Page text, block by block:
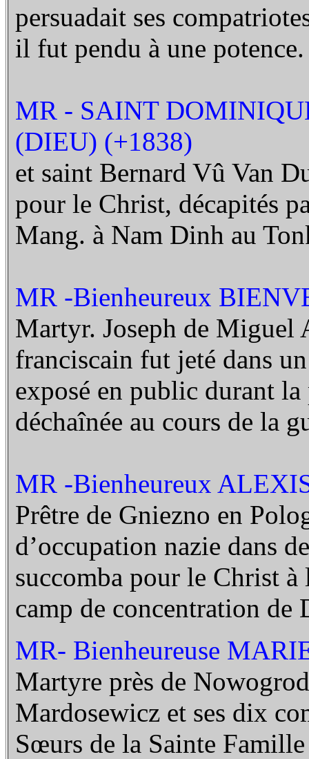
persuadait ses
il fut pendu à une potence.
MR - SAINT
(DIEU) (+1838)
et saint Bernard Vû Van
pour le Christ, décapités
Mang. à Nam Dinh au
MR -Bienheureux
Martyr. Joseph de Miguel
franciscain fut jeté dans
exposé en public durant
déchaînée au cours de la
MR -Bienheureux
Prêtre de Gniezno en
d’occupation nazie dans
succomba pour le Christ à
camp de concentration de
MR- Bienheureuse
Martyre près de
Mardosewicz et ses dix
Sœurs de la Sainte